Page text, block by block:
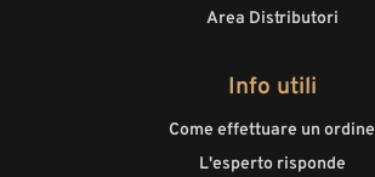
Area Distributori
Info utili
Come effettuare un ordine
L'esperto risponde